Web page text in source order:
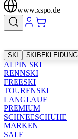
www.xspo.de
SKI SKIBEKLEIDUNG
ALPIN SKI
RENNSKI
FREESKI
TOURENSKI
LANGLAUF
PREMIUM
SCHNEESCHUHE
MARKEN
SALE